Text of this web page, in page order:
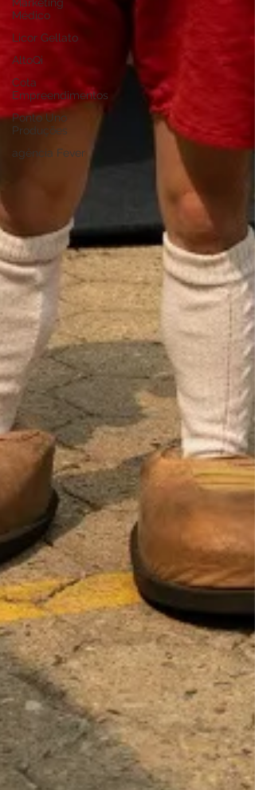
Médico
Licor Gellato
AltoQi
Cota
Empreendimentos
Ponto Uno
Produções
agência Fever